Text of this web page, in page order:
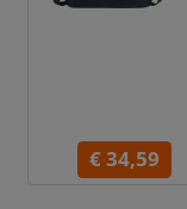
€ 34,59